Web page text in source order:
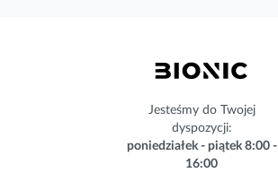
Jesteśmy do Twojej
dyspozycji:
poniedziałek - piątek 8:00 -
16:00